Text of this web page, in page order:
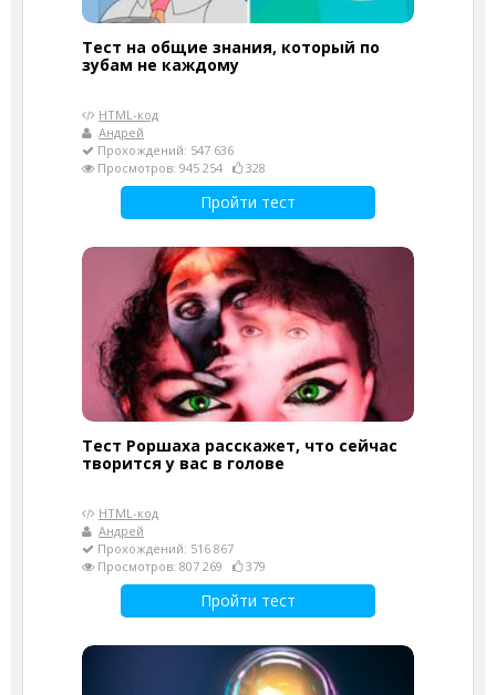
Тест на общие знания, который по
зубам не каждому
HTML-код
Андрей
Прохождений: 547 636
Просмотров: 945 254
328
Пройти тест
Тест Роршаха расскажет, что сейчас
творится у вас в голове
HTML-код
Андрей
Прохождений: 516 867
Просмотров: 807 269
379
Пройти тест